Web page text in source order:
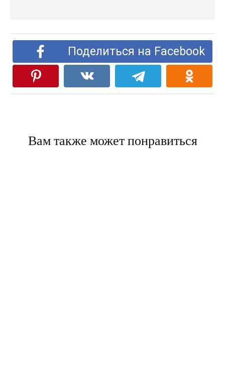
Поделиться на Facebook
Вам также может понравиться